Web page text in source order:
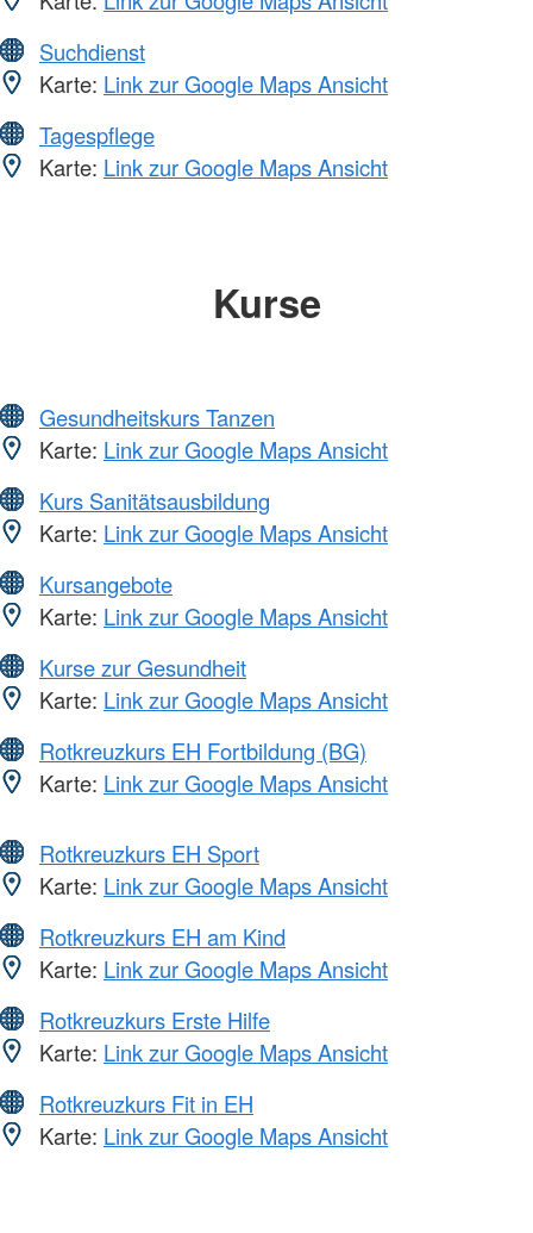
Suchdienst
Karte: Link zur Google Maps Ansicht
Tagespflege
Karte: Link zur Google Maps Ansicht
Kurse
Gesundheitskurs Tanzen
Karte: Link zur Google Maps Ansicht
Kurs Sanitätsausbildung
Karte: Link zur Google Maps Ansicht
Kursangebote
Karte: Link zur Google Maps Ansicht
Kurse zur Gesundheit
Karte: Link zur Google Maps Ansicht
Rotkreuzkurs EH Fortbildung (BG)
Karte: Link zur Google Maps Ansicht
Rotkreuzkurs EH Sport
Karte: Link zur Google Maps Ansicht
Rotkreuzkurs EH am Kind
Karte: Link zur Google Maps Ansicht
Rotkreuzkurs Erste Hilfe
Karte: Link zur Google Maps Ansicht
Rotkreuzkurs Fit in EH
Karte: Link zur Google Maps Ansicht